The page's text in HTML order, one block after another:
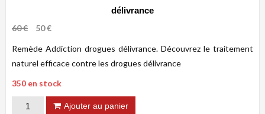
délivrance
60€
Le
initial
était :
50€
actuel
est :
Remède Addiction drogues délivrance. Découvrez le traitement
naturel efficace contre les drogues délivrance
350 en stock
quantité
Ajouter au panier